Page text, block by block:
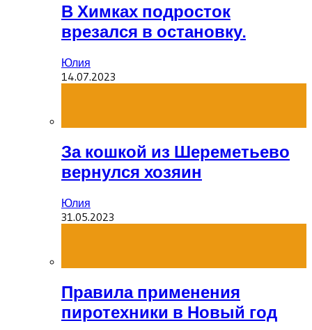
В Химках подросток
врезался в остановку.
Юлия
14.07.2023
За кошкой из Шереметьево
вернулся хозяин
Юлия
31.05.2023
Правила применения
пиротехники в Новый год